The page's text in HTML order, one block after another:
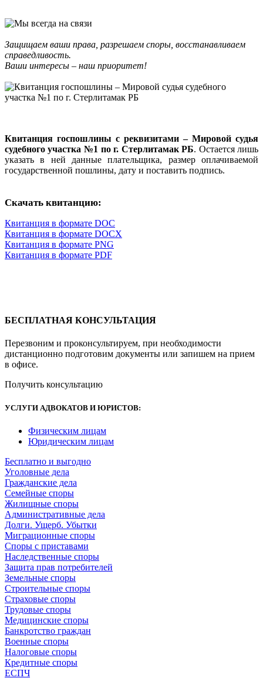
Защищаем ваши права, разрешаем споры, восстанавливаем
справедливость.
Ваши интересы – наш приоритет!
Квитанция госпошлины с реквизитами – Мировой судья
судебного участка №1 по г. Стерлитамак РБ. Остается лишь
указать в ней данные плательщика, размер оплачиваемой
государственной пошлины, дату и поставить подпись.
Скачать квитанцию:
Квитанция в формате DOC
Квитанция в формате DOCX
Квитанция в формате PNG
Квитанция в формате PDF
БЕСПЛАТНАЯ КОНСУЛЬТАЦИЯ
Перезвоним и проконсультируем, при необходимости
дистанционно подготовим документы или запишем на прием
в офисе.
Получить консультацию
УСЛУГИ АДВОКАТОВ И ЮРИСТОВ:
Физическим лицам
Юридическим лицам
Бесплатно и выгодно
Уголовные дела
Гражданские дела
Семейные споры
Жилищные споры
Административные дела
Долги. Ущерб. Убытки
Миграционные споры
Споры с приставами
Наследственные споры
Защита прав потребителей
Земельные споры
Строительные споры
Страховые споры
Трудовые споры
Медицинские споры
Банкротство граждан
Военные споры
Налоговые споры
Кредитные споры
ЕСПЧ